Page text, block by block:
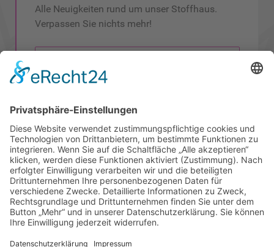
Alle Neuigkeiten rund um unser Stoffhaus.
Verpassen Sie nichts mehr!